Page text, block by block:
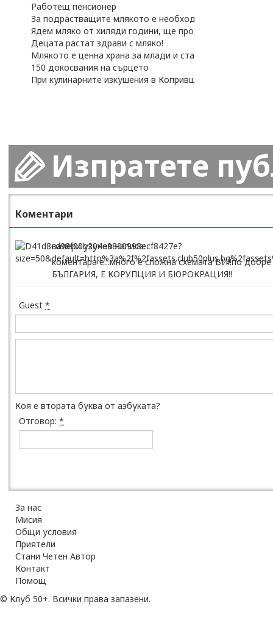
Работещ пенсионер
За подрастващите млякото е необходима храна
Ядем мляко от хиляди години, ще продължаваме
Децата растат здрави с мляко!
Млякото е ценна храна за млади и стари
150 докосвания на сърцето
При кулинарните изкушения в Копривщица преди
Изпратете
Коментари
валери узунов написа:
коментара е...много е сложна схемата ВИ!!по
БЪЛГАРИЯ, Е КОРУПЦИЯ И БЮРОКРАЦИЯ!!
Guest *
Коя е втората буква от азбуката?
Отговор: *
За нас
Мисия
Общи условия
Приятели
Стани Четен Автор
Контакт
Помощ
© Клуб 50+. Всички права запазени.